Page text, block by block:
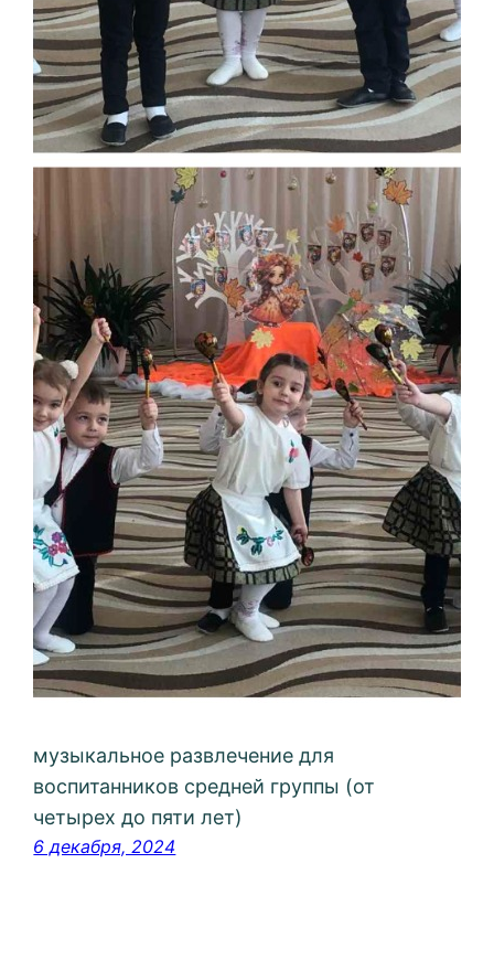
музыкальное развлечение для
воспитанников средней группы (от
четырех до пяти лет)
6 декабря, 2024